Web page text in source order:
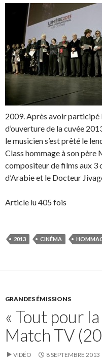
2009. Après avoir
d’ouverture de la cuvée
le musicien s’est prêté le
Class hommage à son père
compositeur de films aux 3
d’Arabie et le Docteur
Article lu 405 fois
2013 CINÉMA
GRANDES ÉMISSIONS
« Tout pour
Match TV
VIDÉO 8 SEPTEMBRE 2013